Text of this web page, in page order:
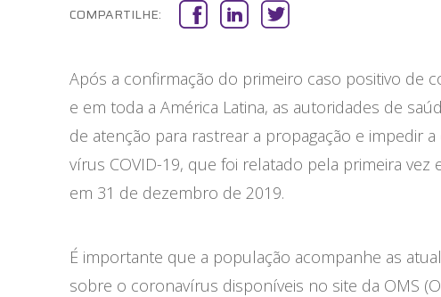
COMPARTILHE:
Após a confirmação do primeiro caso positivo de
e em toda a América Latina, as autoridades de
de atenção para rastrear a propagação e impedir
vírus COVID-19, que foi relatado pela primeira vez
em 31 de dezembro de 2019.
É importante que a população acompanhe as
sobre o coronavírus disponíveis no site da OMS